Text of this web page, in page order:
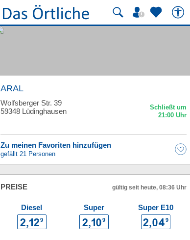
ARAL
Wolfsberger Str. 39
59348 Lüdinghausen
Zu meinen Favoriten hinzufügen
gefällt 21 Personen
PREISE gültig seit heute, 08:36 Uhr
Diesel Super Super E10